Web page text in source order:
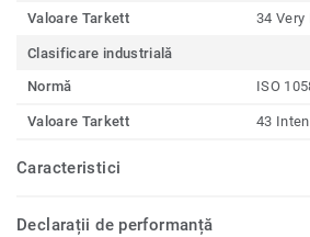
Valoare Tarkett 34 Very
Clasificare industrială
Normă
ISO
Valoare Tarkett 43
Caracteristici
Declarații de performanță